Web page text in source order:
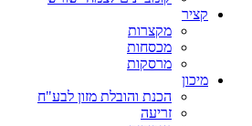
קציר
מקצרות
מכסחות
מרסקות
מיכון
הכנת והובלת מזון לבע"ח
זריעה